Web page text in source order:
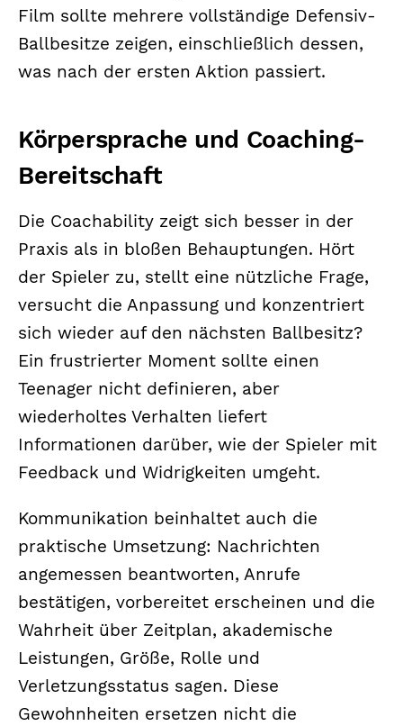
Film sollte mehrere vollständige Defensiv-
Ballbesitze zeigen, einschließlich dessen,
was nach der ersten Aktion passiert.
Körpersprache und Coaching-
Bereitschaft
Die Coachability zeigt sich besser in der
Praxis als in bloßen Behauptungen. Hört
der Spieler zu, stellt eine nützliche Frage,
versucht die Anpassung und konzentriert
sich wieder auf den nächsten Ballbesitz?
Ein frustrierter Moment sollte einen
Teenager nicht definieren, aber
wiederholtes Verhalten liefert
Informationen darüber, wie der Spieler mit
Feedback und Widrigkeiten umgeht.
Kommunikation beinhaltet auch die
praktische Umsetzung: Nachrichten
angemessen beantworten, Anrufe
bestätigen, vorbereitet erscheinen und die
Wahrheit über Zeitplan, akademische
Leistungen, Größe, Rolle und
Verletzungsstatus sagen. Diese
Gewohnheiten ersetzen nicht die